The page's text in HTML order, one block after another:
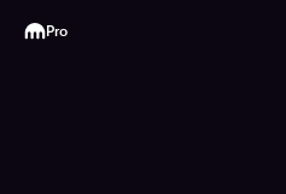
Kraken
Pro